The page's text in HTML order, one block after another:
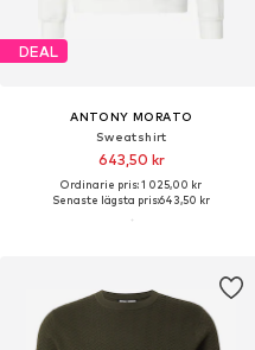
DEAL
ANTONY MORATO
Sweatshirt
643,50 kr
Ordinarie pris: 1 025,00 kr
Senaste lägsta pris:643,50 kr